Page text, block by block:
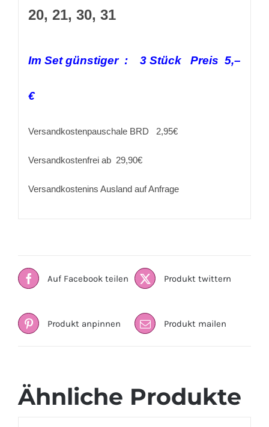
Euro
20, 21, 30, 31
Im Set günstiger : 3 Stück Preis 5,–
€
Versandkostenpauschale BRD 2,95€
Versandkostenfrei ab 29,90€
Versandkostenins Ausland auf Anfrage
Auf Facebook teilen Produkt twittern
Produkt anpinnen Produkt mailen
Ähnliche Produkte